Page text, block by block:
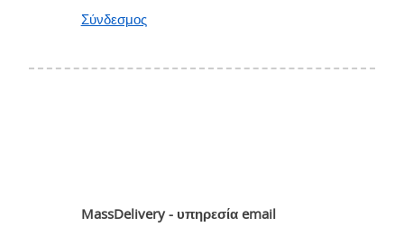
Σύνδεσμος
MassDelivery - υπηρεσία email